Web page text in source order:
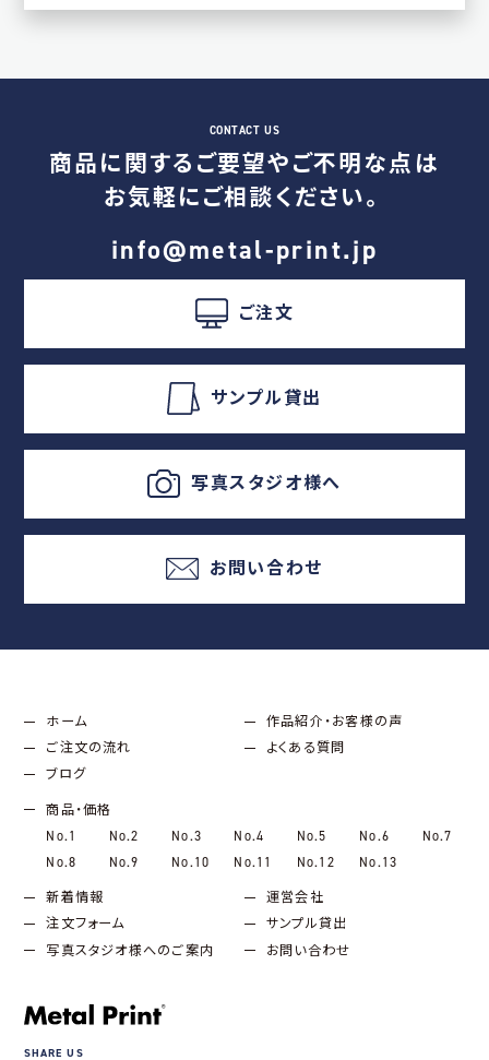
商品に関するご要望やご不明な点は
お気軽にご相談ください。
info@metal-print.jp
ご注文
サンプル貸出
写真スタジオ様へ
お問い合わせ
ホーム
作品紹介・お客様の声
ご注文の流れ
よくある質問
ブログ
商品・価格
No.1
No.2 No.3 No.4 No.5 No.6
No.7
No.8
No.9 No.10 No.11 No.12 No.13
新着情報
運営会社
注文フォーム
サンプル貸出
写真スタジオ様へのご案内
お問い合わせ
SHARE US